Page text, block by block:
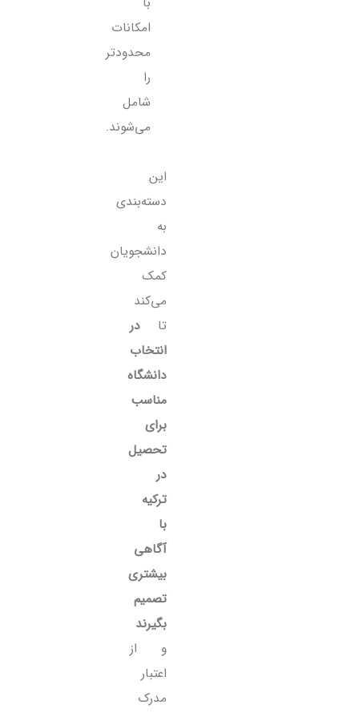
امکانات
محدودتر
را
شامل
می‌شوند.
این
دسته‌بندی
به
دانشجویان
کمک
می‌کند
تادر
انتخاب
دانشگاه
مناسب
برای
تحصیل
در
ترکیه
با
آگاهی
بیشتری
تصمیم
بگیرند
و از
اعتبار
مدرک